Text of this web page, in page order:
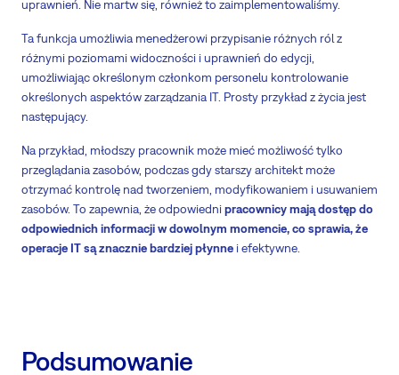
uprawnień. Nie martw się, również to zaimplementowaliśmy.
Ta funkcja umożliwia menedżerowi przypisanie różnych ról z
różnymi poziomami widoczności i uprawnień do edycji,
umożliwiając określonym członkom personelu kontrolowanie
określonych aspektów zarządzania IT. Prosty przykład z życia jest
następujący.
Na przykład, młodszy pracownik może mieć możliwość tylko
przeglądania zasobów, podczas gdy starszy architekt może
otrzymać kontrolę nad tworzeniem, modyfikowaniem i usuwaniem
zasobów. To zapewnia, że odpowiednipracownicy mają dostęp do
odpowiednich informacji w dowolnym momencie, co sprawia, że
operacje IT są znacznie bardziej płynne i efektywne.
Podsumowanie